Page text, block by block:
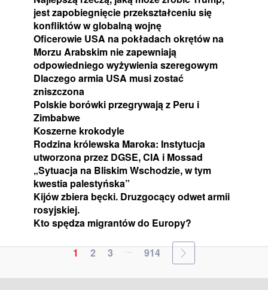
jest zapobiegnięcie przekształceniu się
konfliktów w globalną wojnę
Oficerowie USA na pokładach okrętów na
Morzu Arabskim nie zapewniają
odpowiedniego wyżywienia szeregowym
Dlaczego armia USA musi zostać
zniszczona
Polskie borówki przegrywają z Peru i
Zimbabwe
Koszerne krokodyle
Rodzina królewska Maroka: Instytucja
utworzona przez DGSE, CIA i Mossad
„Sytuacja na Bliskim Wschodzie, w tym
kwestia palestyńska”
Kijów zbiera bęcki. Druzgocący odwet armii
rosyjskiej.
Kto spędza migrantów do Europy?
1 2 3 ... 914